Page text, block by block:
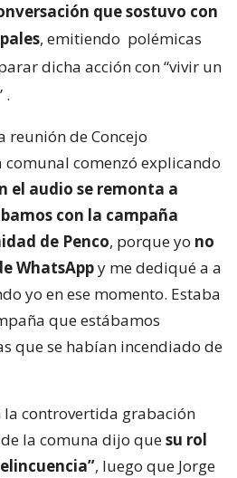
que sostuvo con
, emitiendo polémicas
dicha acción con “vivir un
.
reunión de Concejo
comenzó explicando
el audio se remonta a
con la campaña
de Penco, porque yo no
WhatsAppy me dediqué a a
yo en ese momento. Estaba
que estábamos
que se habían incendiado de
la controvertida grabación
la comuna dijo quesu rol
, luego que Jorge